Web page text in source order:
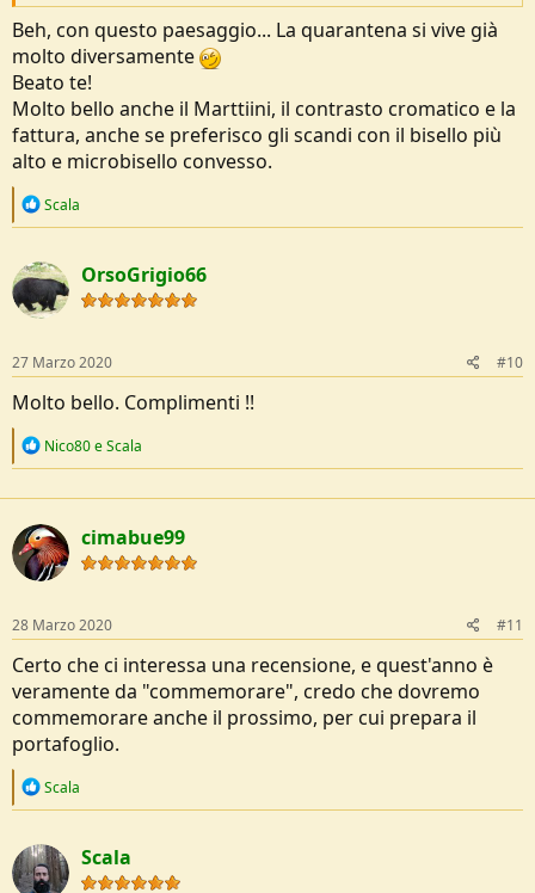
Beh, con questo paesaggio... La quarantena si vive già
molto diversamente
Beato te!
Molto bello anche il Marttiini, il contrasto cromatico e la
fattura, anche se preferisco gli scandi con il bisello più
alto e microbisello convesso.
R
c
t
i
o
s
:
Scala
OrsoGrigio66
27 Marzo 2020 #10
Molto bello. Complimenti !!
R
c
t
i
o
n
:
Nico80eScala
cimabue99
28 Marzo 2020 #11
Certo che ci interessa una recensione, e quest'anno è
veramente da "commemorare", credo che dovremo
commemorare anche il prossimo, per cui prepara il
portafoglio.
R
c
t
i
Scala
Scala